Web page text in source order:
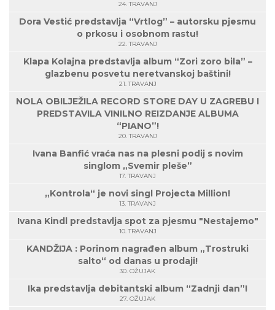
24. TRAVANJ
Dora Vestić predstavlja “Vrtlog” – autorsku pjesmu
o prkosu i osobnom rastu!
22. TRAVANJ
Klapa Kolajna predstavlja album “Zori zoro bila” –
glazbenu posvetu neretvanskoj baštini!
21. TRAVANJ
NOLA OBILJEŽILA RECORD STORE DAY U ZAGREBU I
PREDSTAVILA VINILNO REIZDANJE ALBUMA
“PIANO”!
20. TRAVANJ
Ivana Banfić vraća nas na plesni podij s novim
singlom „Svemir pleše”
17. TRAVANJ
„Kontrola“ je novi singl Projecta Million!
13. TRAVANJ
Ivana Kindl predstavlja spot za pjesmu "Nestajemo"
10. TRAVANJ
KANDŽIJA : Porinom nagrađen album „Trostruki
salto“ od danas u prodaji!
30. OŽUJAK
Ika predstavlja debitantski album “Zadnji dan”!
27. OŽUJAK